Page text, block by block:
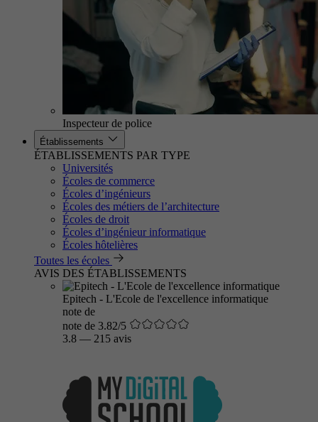
Inspecteur de police
Établissements
ÉTABLISSEMENTS PAR TYPE
Universités
Écoles de commerce
Écoles d’ingénieurs
Écoles des métiers de l’architecture
Écoles de droit
Écoles d’ingénieur informatique
Écoles hôtelières
Toutes les écoles
AVIS DES ÉTABLISSEMENTS
Epitech - L'Ecole de l'excellence informatique
note de
note de 3.82/5
3.8 — 215 avis